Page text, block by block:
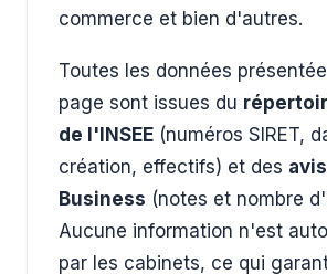
commerce et bien d'autres.
Toutes les données
page sont issues du
de l'INSEE (numéros SIRET,
création, effectifs) et des
Business (notes et nombre
Aucune information n'est
par les cabinets, ce qui